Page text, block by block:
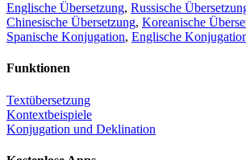
Englische Übersetzung, Russische
Chinesische Übersetzung, Koreanische
Spanische Konjugation, Englische
Funktionen
Textübersetzung
Kontextbeispiele
Konjugation und Deklination